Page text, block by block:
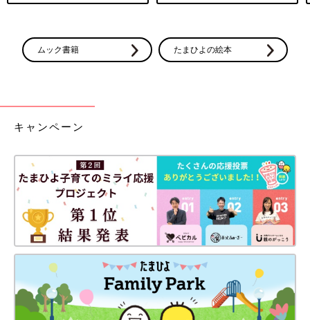
ムック書籍 たまひよの絵本
キャンペーン